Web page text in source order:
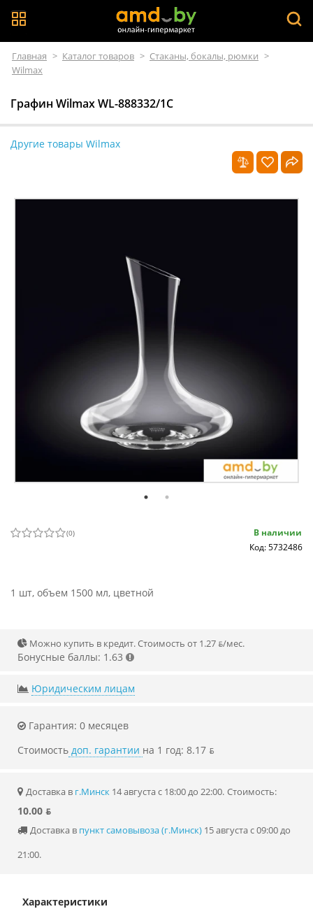
Главная > Каталог товаров > Стаканы, бокалы, рюмки >
Wilmax
Графин Wilmax WL-888332/1С
Другие товары Wilmax
(0)
В наличии
Код: 5732486
1 шт, объем 1500 мл, цветной
Можно купить в кредит. Стоимость от 1.27 ƃ/мec.
Бонусные баллы: 1.63
Юридическим лицам
Гарантия: 0 месяцев
Стоимость доп. гарантии на 1 год: 8.17 ƃ
Доставка в г.Минск 14 августа с 18:00 до 22:00. Стоимость:
10.00 ƃ
Доставка в пункт самовывоза (г.Минск) 15 августа с 09:00 до
21:00.
Характеристики